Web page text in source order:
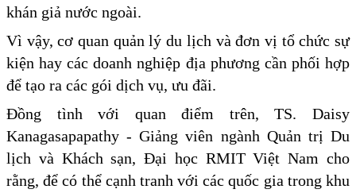
khán giả nước ngoài.
Vì vậy, cơ quan quản lý du lịch và đơn vị tổ chức sự
kiện hay các doanh nghiệp địa phương cần phối hợp
để tạo ra các gói dịch vụ, ưu đãi.
Đồng tình với quan điểm trên, TS. Daisy
Kanagasapapathy - Giảng viên ngành Quản trị Du
lịch và Khách sạn, Đại học RMIT Việt Nam cho
rằng, để có thể cạnh tranh với các quốc gia trong khu